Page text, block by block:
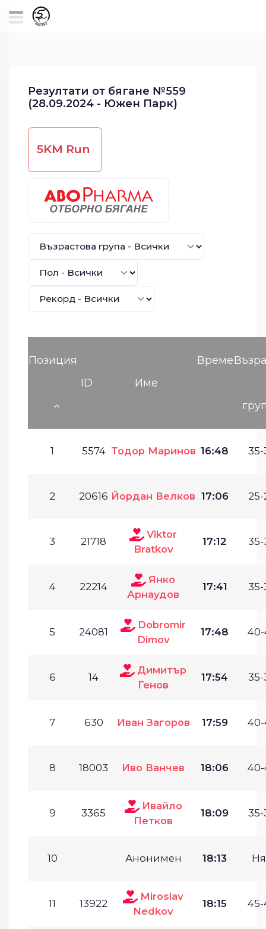
Резултати от бягане №559
(28.09.2024 - Южен Парк)
5KM Run
Позиция
ID
Име
Време
1 5574 Тодор Маринов 16:48 35-
2 20616 Йордан Велков 17:06 25-
3 21718
Viktor
Bratkov
17:12 35-
4 22214
Янко
Арнаудов
17:41 35-
5 24081
Dobromir
Dimov
17:48 40-
6 14
Димитър
Генов
17:54 35-
7 630 Иван Загоров 17:59 40-
8 18003 Иво Ванчев 18:06 40-
9 3365
Ивайло
Петков
18:09 35-
10 Анонимен 18:13
11 13922
Miroslav
Nedkov
18:15 45-